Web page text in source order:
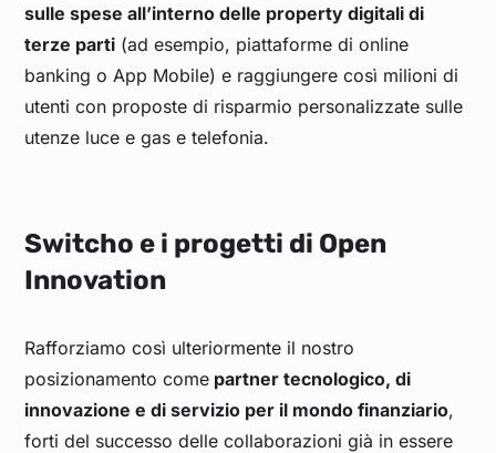
sulle spese all’interno delle property digitali di
terze parti (ad esempio, piattaforme di online
banking o App Mobile) e raggiungere così milioni di
utenti con proposte di risparmio personalizzate sulle
utenze luce e gas e telefonia.
Switcho e i progetti di Open
Innovation
Rafforziamo così ulteriormente il nostro
posizionamento come partner tecnologico, di
innovazione e di servizio per il mondo finanziario,
forti del successo delle collaborazioni già in essere